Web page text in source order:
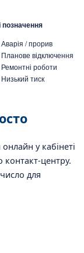
позначення
Аварія / прорив
Планове відключення
Ремонтні роботи
Низький тиск
у кабінеті
центру.
для